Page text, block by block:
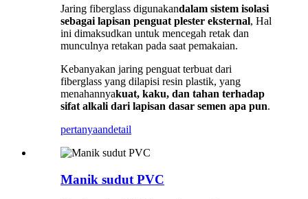
Jaring fiberglass digunakandalam sistem isolasi
sebagai lapisan penguat plester eksternal, Hal
ini dimaksudkan untuk mencegah retak dan
munculnya retakan pada saat pemakaian.
Kebanyakan jaring penguat terbuat dari
fiberglass yang dilapisi resin plastik, yang
menahannyakuat, kaku, dan tahan terhadap
sifat alkali dari lapisan dasar semen apa pun.
pertanyaandetail
Manik sudut PVC